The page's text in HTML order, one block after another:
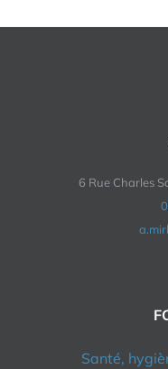
6 Rue Charles
Santé,